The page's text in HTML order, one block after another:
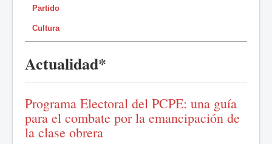
Partido
Cultura
Actualidad*
Programa Electoral del PCPE: una guía
para el combate por la emancipación de
la clase obrera